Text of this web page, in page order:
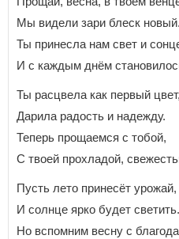
Мы видели зари блеск новый.
Ты принесла нам свет и
И с каждым днём
Ты расцвела как первый цвет,
Дарила радость и надежду.
Теперь прощаемся с тобой,
С твоей прохладой,
Пусть лето принесёт урожай,
И солнце ярко будет светить.
Но вспомним весну с